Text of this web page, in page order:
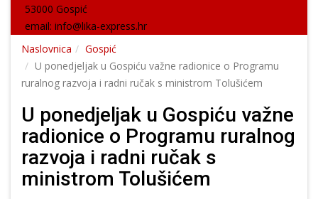
53000 Gospić
email: info@lika-express.hr
Naslovnica
Gospić
U ponedjeljak u Gospiću važne radionice o Programu
ruralnog razvoja i radni ručak s ministrom Tolušićem
U ponedjeljak u Gospiću važne
radionice o Programu ruralnog
razvoja i radni ručak s
ministrom Tolušićem